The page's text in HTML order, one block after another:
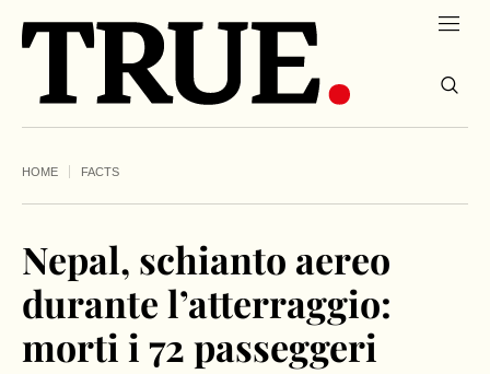
HOME FACTS
Nepal, schianto aereo
durante l’atterraggio:
morti i 72 passeggeri